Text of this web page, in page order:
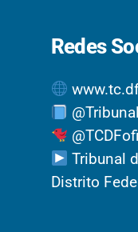
Redes
Tribunal
Distrito